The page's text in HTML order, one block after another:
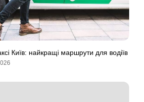
Київ: найкращі маршрути для водіїв